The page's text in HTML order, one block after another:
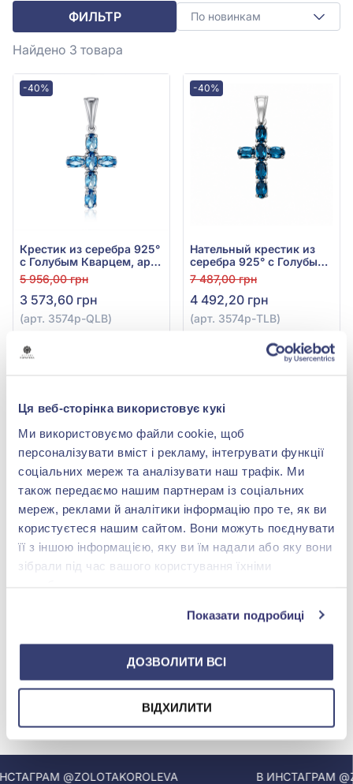
Ця веб-сторінка використовує кукі
Ми використовуємо файли cookie, щоб
персоналізувати вміст і рекламу, інтегрувати функції
соціальних мереж та аналізувати наш трафік. Ми
також передаємо нашим партнерам із соціальних
мереж, реклами й аналітики інформацію про те, як ви
користуєтеся нашим сайтом. Вони можуть поєднувати
її з іншою інформацією, яку ви їм надали або яку вони
зібрали під час вашого користування їхніми
Показати подробиці
ДОЗВОЛИТИ ВСІ
ВІДХИЛИТИ
ФИЛЬТР По новинкам
Найдено 3 товара
-40%
Крестик из серебра 925°
с Голубым Кварцем, арт.
3574р-QLB
5 956,00 грн
3 573,60 грн
(арт. 3574р-QLB)
-40%
Нательный крестик из
серебра 925° с Голубым
Топазом London Blue,
арт. 3574р-TLB
7 487,00 грн
4 492,20 грн
(арт. 3574р-TLB)
Крестик из серебра 925°
с синим сапфиром, арт.
3574р-HSPH
Купить
МЫ В INSTAGRAM
@ZOLOTAKOROLEVA В ИНСТАГРАМ